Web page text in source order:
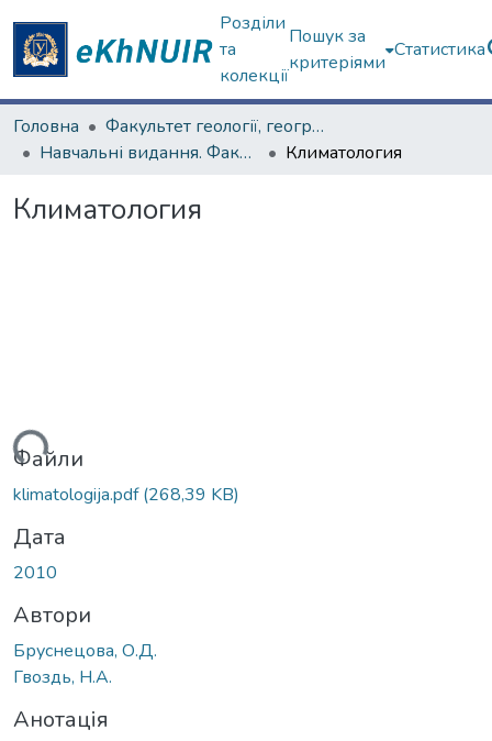
Розділи
та
колекції
Пошук за
критеріями
Статистика
Головна
Факультет геології, географіії, рекреації і туризму
Навчальні видання. Факультет геології, географіії, рекреації і туризму
Климатология
Климатология
Файли
klimatologija.pdf(268,39 KB)
Дата
2010
Автори
Бруснецова, О.Д.
Гвоздь, Н.А.
Анотація